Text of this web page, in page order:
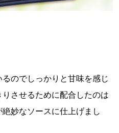
のでしっかりと甘味を感じ
させるために配合したのは
妙なソースに仕上げまし